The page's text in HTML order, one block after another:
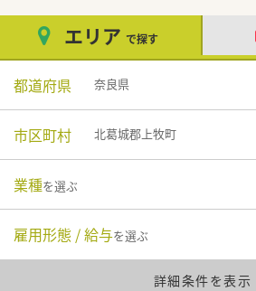
エリア で探す
都道府県 奈良県
市区町村 北葛城郡上牧町
業種を選ぶ
雇用形態 / 給与を選ぶ
詳細条件を表示